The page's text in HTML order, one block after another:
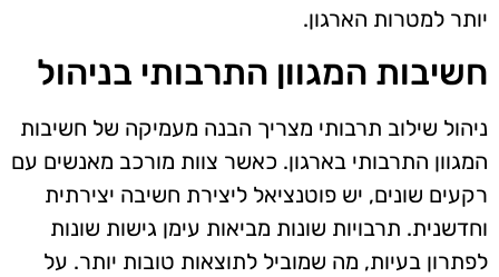
יותר למטרות הארגון.
חשיבות המגוון התרבותי בניהול
ניהול שילוב תרבותי מצריך הבנה מעמיקה של חשיבות
המגוון התרבותי בארגון. כאשר צוות מורכב מאנשים עם
רקעים שונים, יש פוטנציאל ליצירת חשיבה יצירתית
וחדשנית. תרבויות שונות מביאות עימן גישות שונות
לפתרון בעיות, מה שמוביל לתוצאות טובות יותר. על